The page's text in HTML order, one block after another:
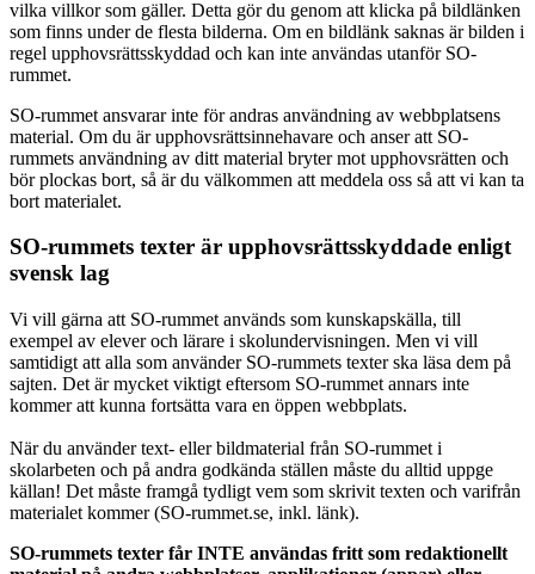
vilka villkor som gäller. Detta gör du genom att klicka på bildlänken
som finns under de flesta bilderna. Om en bildlänk saknas är bilden i
regel upphovsrättsskyddad och kan inte användas utanför SO-
rummet.
SO-rummet ansvarar inte för andras användning av webbplatsens
material. Om du är upphovsrättsinnehavare och anser att SO-
rummets användning av ditt material bryter mot upphovsrätten och
bör plockas bort, så är du välkommen att meddela oss så att vi kan ta
bort materialet.
SO-rummets texter är upphovsrättsskyddade enligt
svensk lag
Vi vill gärna att SO-rummet används som kunskapskälla, till
exempel av elever och lärare i skolundervisningen. Men vi vill
samtidigt att alla som använder SO-rummets texter ska läsa dem på
sajten. Det är mycket viktigt eftersom SO-rummet annars inte
kommer att kunna fortsätta vara en öppen webbplats.
När du använder text- eller bildmaterial från SO-rummet i
skolarbeten och på andra godkända ställen måste du alltid uppge
källan! Det måste framgå tydligt vem som skrivit texten och varifrån
materialet kommer (SO-rummet.se, inkl. länk).
SO-rummets texter får INTE användas fritt som redaktionellt